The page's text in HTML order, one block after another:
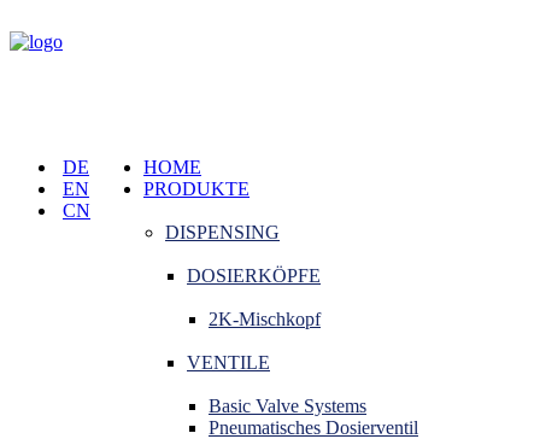
HOME
PRODUKTE
DISPENSING
DOSIERKÖPFE
2K-Mischkopf
VENTILE
Basic Valve Systems
Pneumatisches Dosierventil
DE
EN
CN